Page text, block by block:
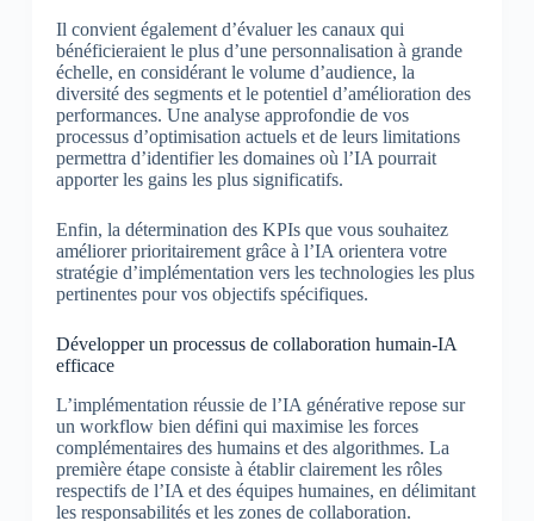
Il convient également d’évaluer les canaux qui
bénéficieraient le plus d’une personnalisation à grande
échelle, en considérant le volume d’audience, la
diversité des segments et le potentiel d’amélioration des
performances. Une analyse approfondie de vos
processus d’optimisation actuels et de leurs limitations
permettra d’identifier les domaines où l’IA pourrait
apporter les gains les plus significatifs.
Enfin, la détermination des KPIs que vous souhaitez
améliorer prioritairement grâce à l’IA orientera votre
stratégie d’implémentation vers les technologies les plus
pertinentes pour vos objectifs spécifiques.
Développer un processus de collaboration humain-IA
efficace
L’implémentation réussie de l’IA générative repose sur
un workflow bien défini qui maximise les forces
complémentaires des humains et des algorithmes. La
première étape consiste à établir clairement les rôles
respectifs de l’IA et des équipes humaines, en délimitant
les responsabilités et les zones de collaboration.